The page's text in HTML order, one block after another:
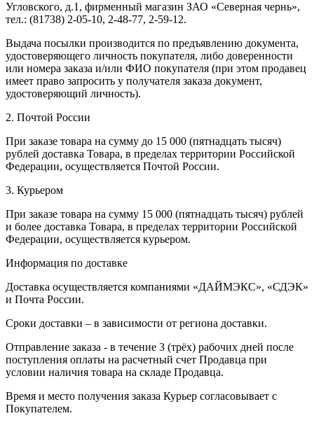
Угловского, д.1, фирменный магазин ЗАО «Северная чернь»,
тел.: (81738) 2-05-10, 2-48-77, 2-59-12.
Выдача посылки производится по предъявлению документа,
удостоверяющего личность покупателя, либо доверенности
или номера заказа и/или ФИО покупателя (при этом продавец
имеет право запросить у получателя заказа документ,
удостоверяющий личность).
2. Почтой России
При заказе товара на сумму до 15 000 (пятнадцать тысяч)
рублей доставка Товара, в пределах территории Российской
Федерации, осуществляется Почтой России.
3. Курьером
При заказе товара на сумму 15 000 (пятнадцать тысяч) рублей
и более доставка Товара, в пределах территории Российской
Федерации, осуществляется курьером.
Информация по доставке
Доставка осуществляется компаниями «ДАЙМЭКС», «СДЭК»
и Почта России.
Сроки доставки – в зависимости от региона доставки.
Отправление заказа - в течение 3 (трёх) рабочих дней после
поступления оплаты на расчетный счет Продавца при
условии наличия товара на складе Продавца.
Время и место получения заказа Курьер согласовывает с
Покупателем.